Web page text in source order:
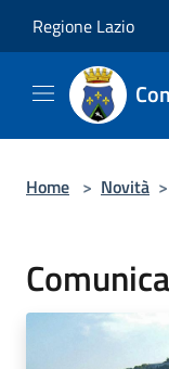
Regione Lazio
Home > Novità >